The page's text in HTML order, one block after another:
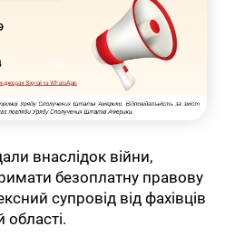
внаслідок війни,
безоплатну правову
супровід від фахівців
області.